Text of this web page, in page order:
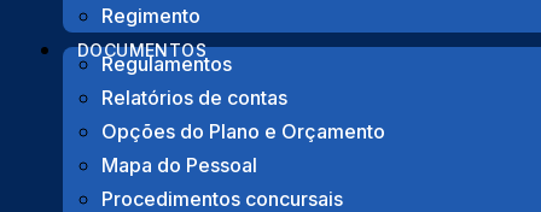
Regimento
DOCUMENTOS
Regulamentos
Relatórios de contas
Opções do Plano e Orçamento
Mapa do Pessoal
Procedimentos concursais
Instalada na Rotunda da Avenida das
PARTILHA